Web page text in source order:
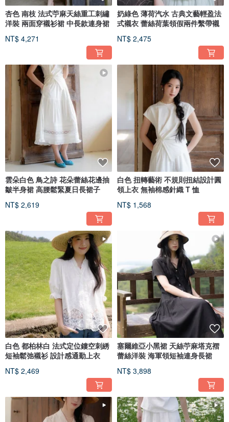
杏色 南枝 法式苧麻天絲重工刺繡
洋裝 兩面穿襯衫裙 中長款連身裙
NT$ 4,271
奶綠色 薄荷汽水 古典文藝輕盈法
式襯衣 蕾絲荷葉領假兩件繫帶襯
NT$ 2,475
雲朵白色 鳥之詩 花朵蕾絲花邊抽
皺半身裙 高腰鬆緊夏日長裙子
NT$ 2,619
白色 扭轉藝術 不規則扭結設計圓
領上衣 無袖棉感針織 T 恤
NT$ 1,568
白色 都柏林白 法式定位鏤空刺綉
短袖鬆弛襯衫 設計感通勤上衣
NT$ 2,469
塞爾維亞小黑裙 天絲苧麻塔克褶
蕾絲洋裝 海軍領短袖連身長裙
NT$ 3,898